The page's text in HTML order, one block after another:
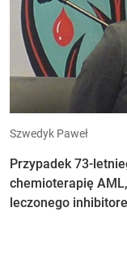
Szwedyk Paweł
Przypadek 73-
chemioterapię
leczonego